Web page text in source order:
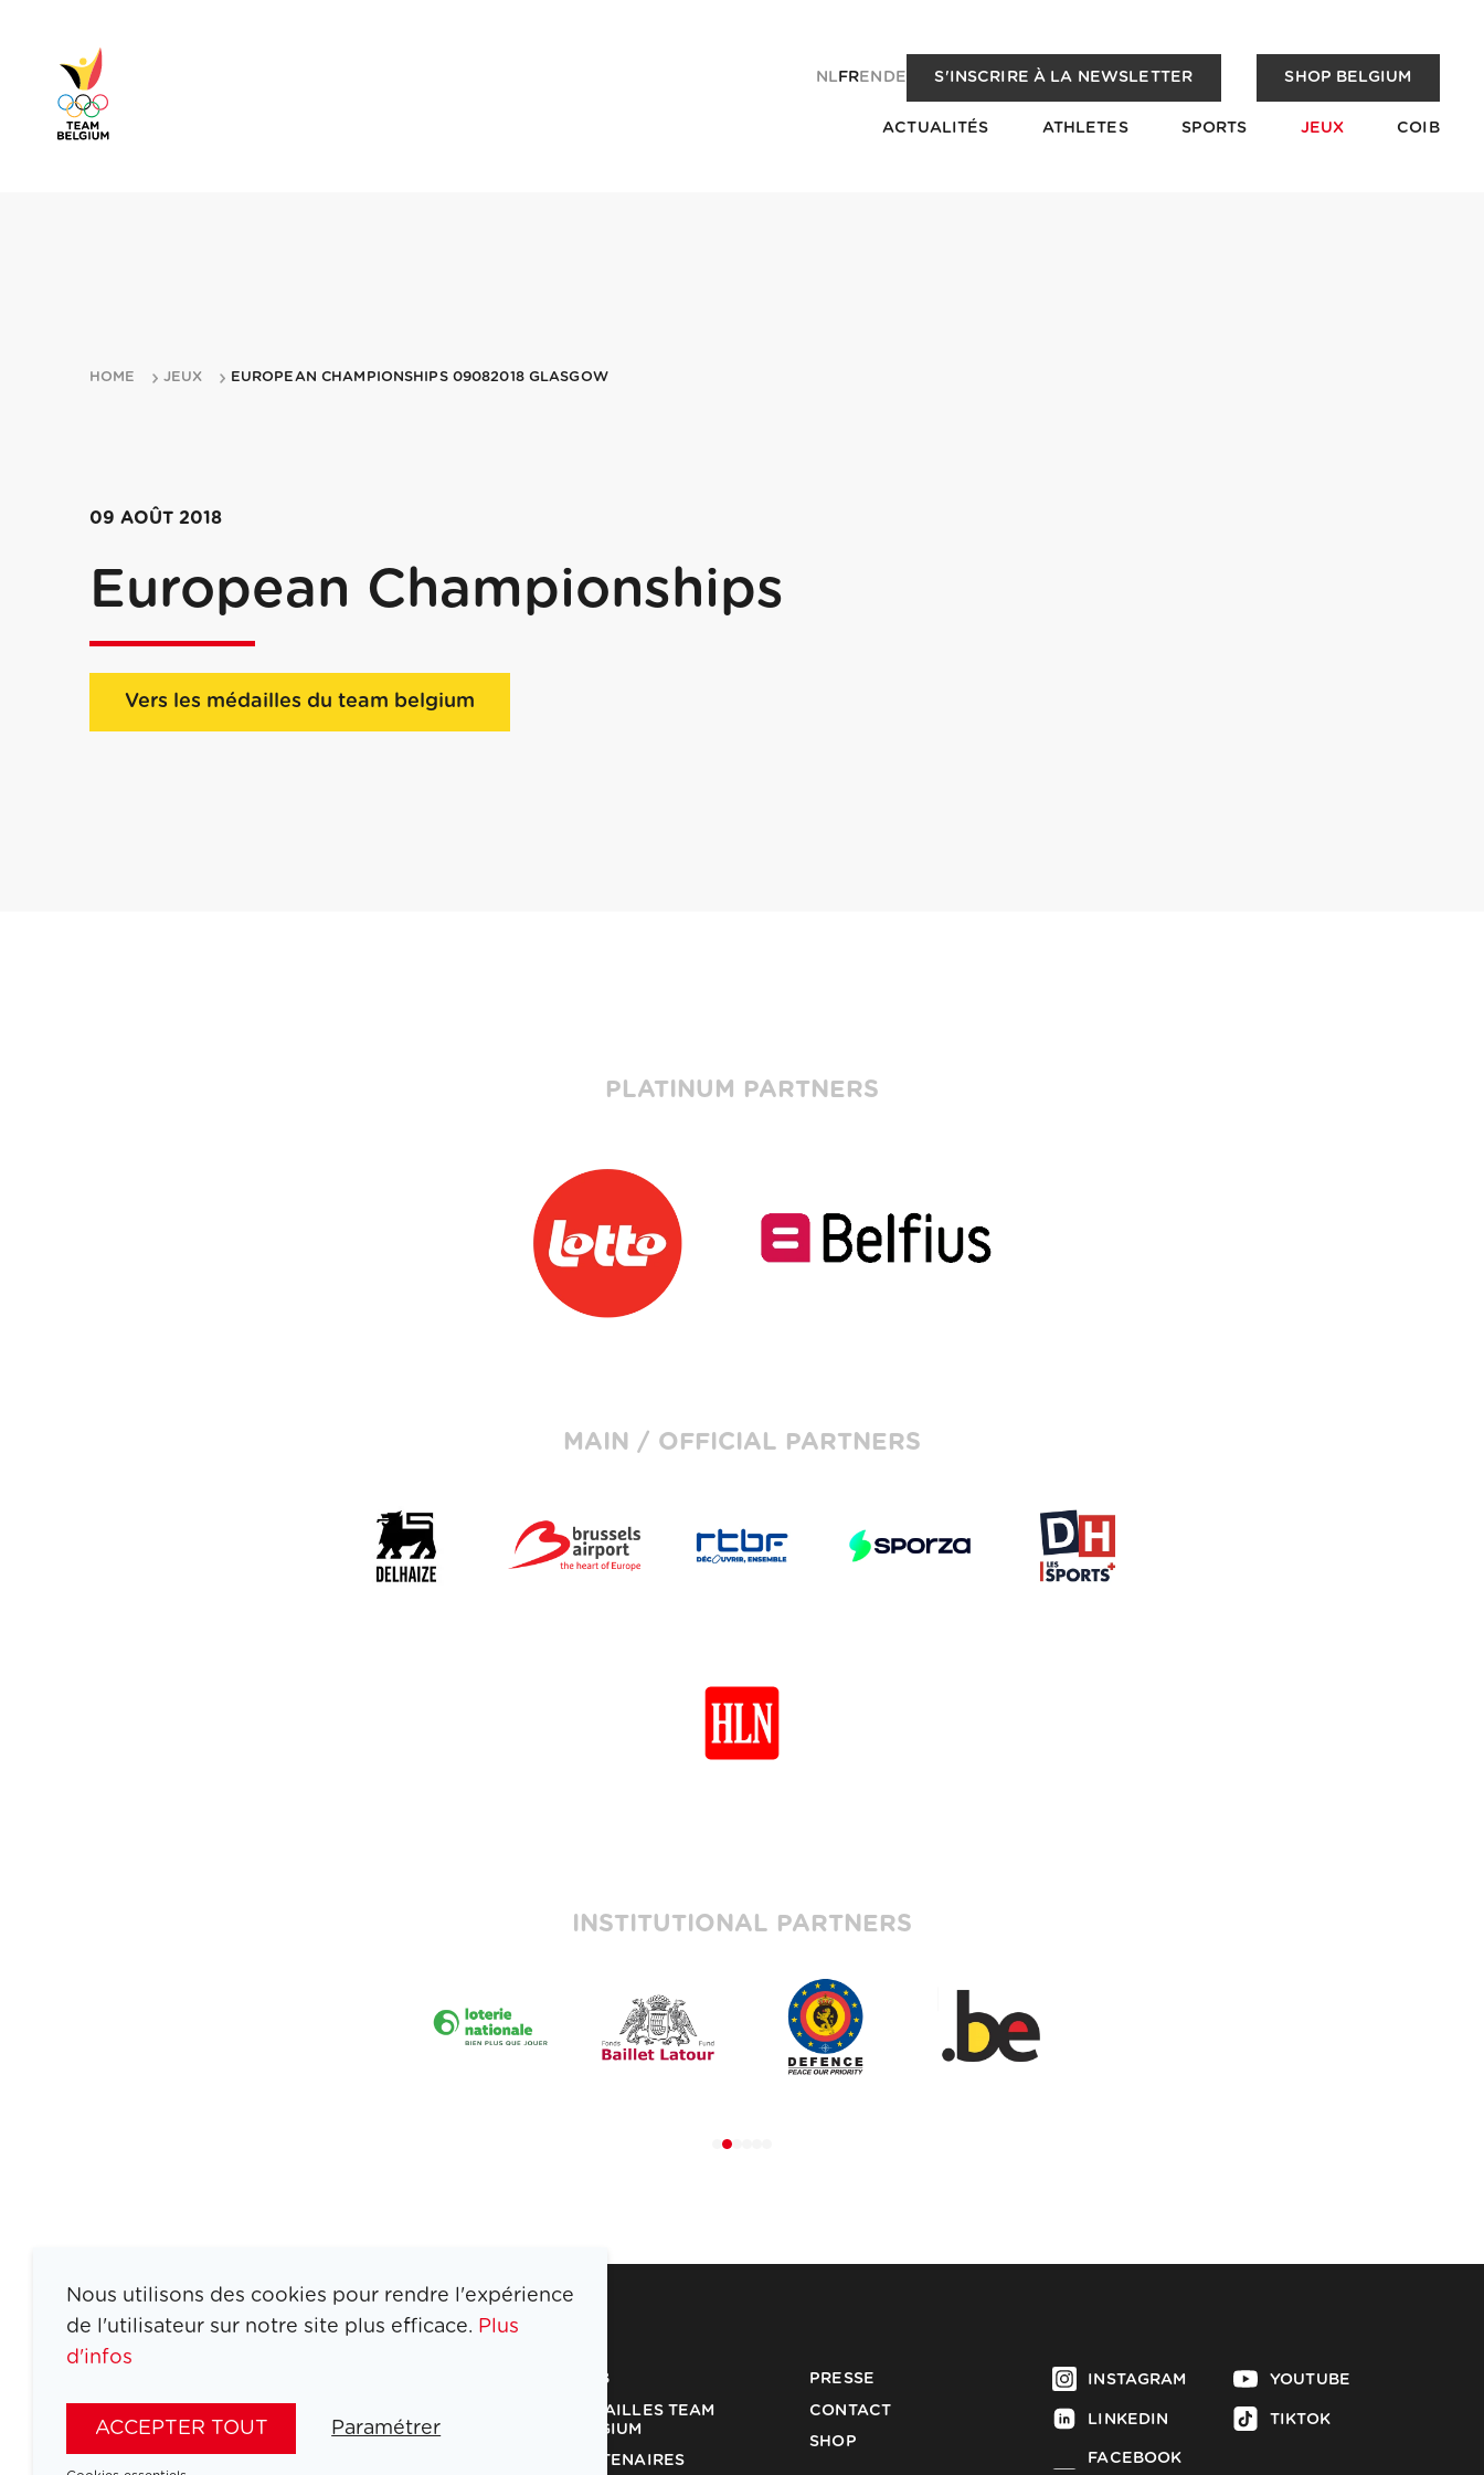
NLFREN DE S'INSCRIRE À LA NEWSLETTER SHOP BELGIUM
ACTUALITÉS ATHLETES SPORTS JEUX COIB
HOME JEUX EUROPEAN CHAMPIONSHIPS 09082018 GLASGOW
09 AOÛT 2018
European Championships
Vers les médailles du team belgium
PLATINUM PARTNERS
MAIN / OFFICIAL PARTNERS
INSTITUTIONAL PARTNERS
JEUX
COIB
MÉDAILLES TEAM
BELGIUM
PARTENAIRES
PRESSE
CONTACT
SHOP
INSTAGRAM
LINKEDIN
FACEBOOK
YOUTUBE
TIKTOK
Nous utilisons des cookies pour rendre l'expérience
de l'utilisateur sur notre site plus efficace. Plus
d'infos
ACCEPTER TOUT Paramétrer